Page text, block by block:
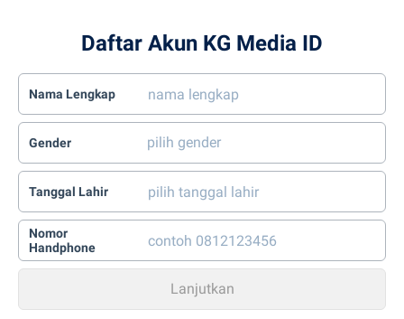
Daftar Akun KG Media ID
Nama Lengkap
Gender
Tanggal Lahir
Nomor
Handphone